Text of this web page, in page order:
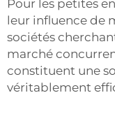
Pour les petites
leur influence de
sociétés
marché
constituent une
véritablement